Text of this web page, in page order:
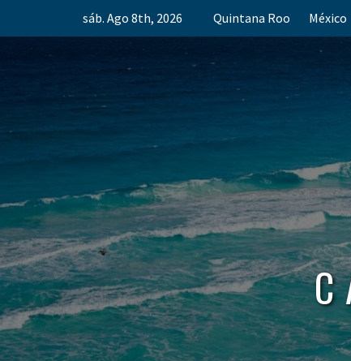
sáb. Ago 8th, 2026 Quintana Roo México